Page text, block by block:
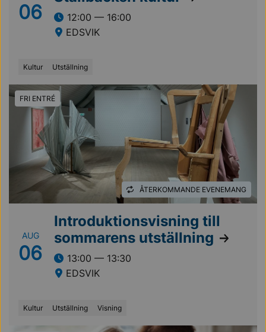
06
12:00 — 16:00
EDSVIK
Kultur Utställning
FRI ENTRÉ
ÅTERKOMMANDE EVENEMANG
AUG
06
Introduktionsvisning till
sommarens utställning
13:00 — 13:30
EDSVIK
Kultur Utställning Visning